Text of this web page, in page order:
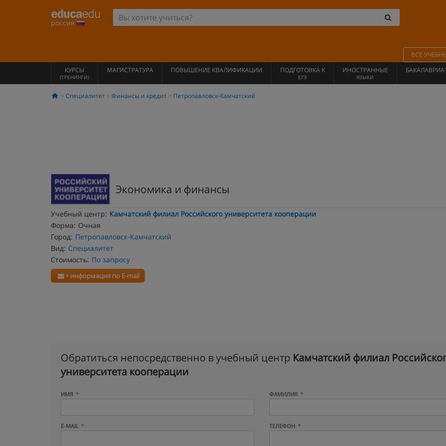
россия
ВСЕ
КУРСЫ
(ТРЕНИНГИ)
МАГИСТРАТУРА ПОВЫШЕНИЕ КВАЛИФИКАЦИИ ПОДГОТОВКА К
ЕГЭ
ИНОСТРАННЫЕ
ЯЗЫКИ
Специалитет Финансы и кредит Петропавловск-Камчатский
Экономика и финансы
Учебный центр: Камчатский филиал Российского университета кооперации
Форма: Очная
Город: Петропавловск-Камчатский
Вид: Специалитет
Стоимость: По запросу
+ информация по E-mail
Обратиться непосредственно в учебный центр Камчатский филиал
университета кооперации
ИМЯ ФАМИЛИЯ
E-MAIL ТЕЛЕФОН